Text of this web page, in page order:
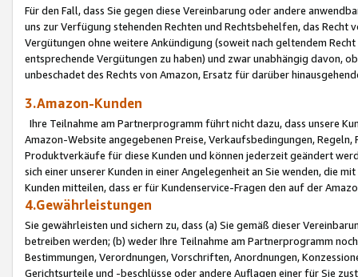
Für den Fall, dass Sie gegen diese Vereinbarung oder andere
uns zur Verfügung stehenden Rechten und Rechtsbehelfen, das
Vergütungen ohne weitere Ankündigung (soweit nach geltendem
entsprechende Vergütungen zu haben) und zwar unabhängig davon,
unbeschadet des Rechts von Amazon, Ersatz für darüber
3.Amazon-Kunden
Ihre Teilnahme am Partnerprogramm führt nicht dazu, dass unsere
Amazon-Website angegebenen Preise, Verkaufsbedingungen,
Produktverkäufe für diese Kunden und können jederzeit geändert
sich einer unserer Kunden in einer Angelegenheit an Sie wenden, die
Kunden mitteilen, dass er für Kundenservice-Fragen den auf der
4.Gewährleistungen
Sie gewährleisten und sichern zu, dass (a) Sie gemäß dieser
betreiben werden; (b) weder Ihre Teilnahme am Partnerprogramm
Bestimmungen, Verordnungen, Vorschriften, Anordnungen,
Gerichtsurteile und -beschlüsse oder andere Auflagen einer für Sie